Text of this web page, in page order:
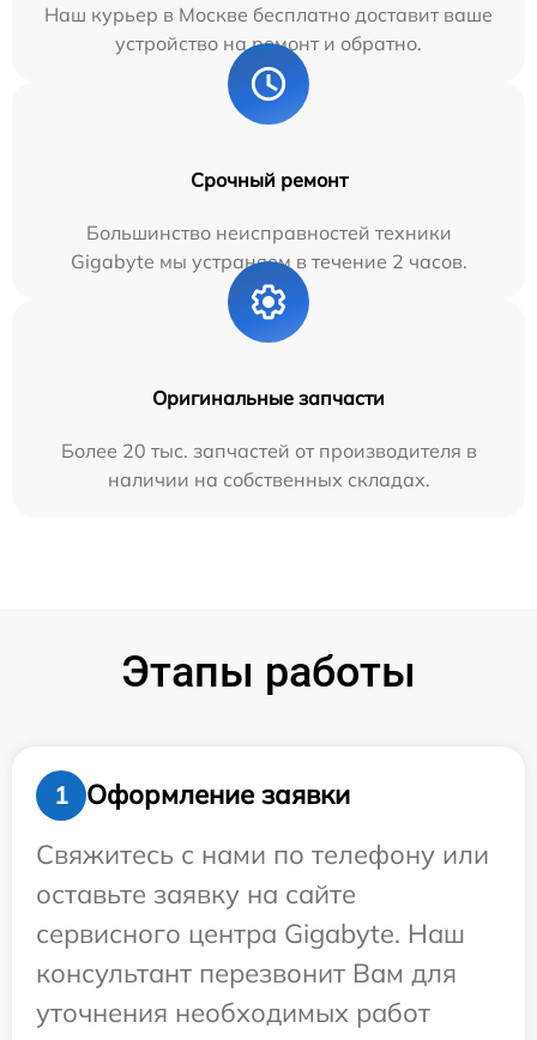
Наш курьер в Москве бесплатно доставит ваше
устройство на ремонт и обратно.
Срочный ремонт
Большинство неисправностей техники
Gigabyte мы устраняем в течение 2 часов.
Оригинальные запчасти
Более 20 тыс. запчастей от производителя в
наличии на собственных складах.
Этапы работы
1
Оформление заявки
Свяжитесь с нами по телефону или
оставьте заявку на сайте
сервисного центра Gigabyte. Наш
консультант перезвонит Вам для
уточнения необходимых работ